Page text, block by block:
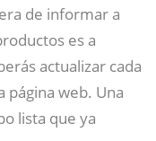
de informar a
es a
actualizar cada
página web. Una
lista que ya